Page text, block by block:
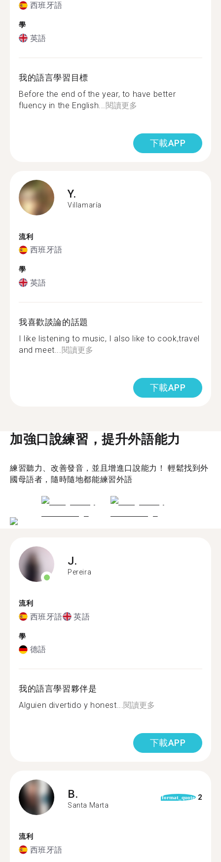
西班牙語
學
英語
我的語言學習目標
Before the end of the year, to have better
fluency in the English... 閱讀更多
下載APP
Y.
Villamaría
流利
西班牙語
學
英語
我喜歡談論的話題
I like listening to music, I also like to cook,travel
and meet... 閱讀更多
下載APP
加強口說練習，提升外語能力
練習聽力、改善發音，並且增進口說能力！ 輕鬆找到外
國母語者，隨時隨地都能練習外語
J.
Pereira
流利
西班牙語 英語
學
德語
我的語言學習夥伴是
Alguien divertido y honest...閱讀更多
下載APP
B.
Santa Marta
format_quote 2
流利
西班牙語